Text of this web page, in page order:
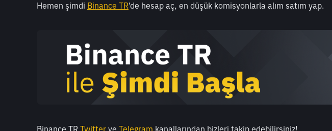
Hemen şimdi Binance TR’de hesap aç, en düşük komisyonlarla alım satım yap.
Binance TR Twitter ve Telegram kanallarından bizleri takip edebilirsiniz!